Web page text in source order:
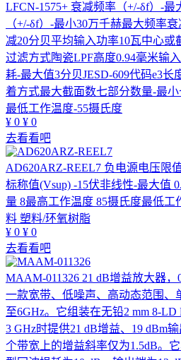
LFCN-1575+ 衰减频率（+/-δf）-最
（+/-δf）-最小30万千赫最大频率
减20分贝平均输入功率10瓦中心或
过滤方式陶瓷LPF高度0.94毫米输
耗-最大值3分贝JESD-609代码e3
着方式最大截面数七部分数量-最
最低工作温度-55摄氏度
¥ 0 ¥ 0
去看看吧
AD620ARZ-REEL7 负电源电压限
标称值(Vsup) -15伏非线性-最大值
量 8最高工作温度 85摄氏度最低工
料 塑料/环氧树脂
¥ 0 ¥ 0
去看看吧
MAAM-011326 21 dB增益放大器，
一款宽带、低噪声、高动态范围、
至6GHz。它组装在无铅2 mm 8-
3 GHz时提供21 dB增益、19 dBm
个带宽上的增益斜率仅为1.5dB。